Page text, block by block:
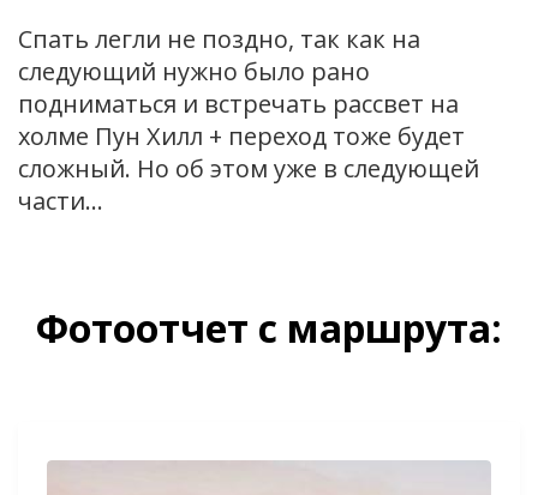
Спать легли не поздно, так как на
следующий нужно было рано
подниматься и встречать рассвет на
холме Пун Хилл + переход тоже будет
сложный. Но об этом уже в следующей
части…
Фотоотчет с маршрута: